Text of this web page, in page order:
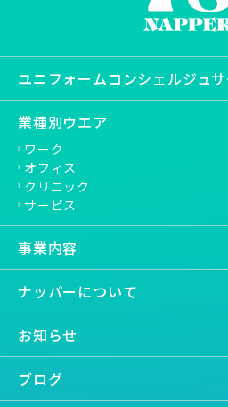
ユニフォームコンシェルジュ
業種別ウエア
ワーク
オフィス
クリニック
サービス
事業内容
ナッパーについて
お知らせ
ブログ